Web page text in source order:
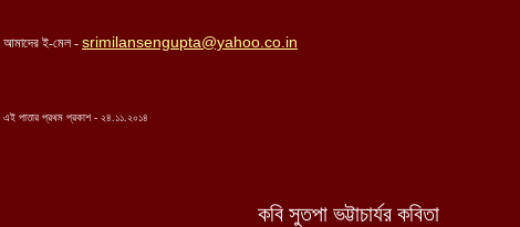
কবি সুতপা ভট্টাচার্যর কবিতা